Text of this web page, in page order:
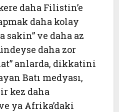
daha Filistin’e
daha kolay
sakin” ve daha az
daha zor
anlarda, dikkatini
Batı medyası,
kez daha
ya Afrika’daki